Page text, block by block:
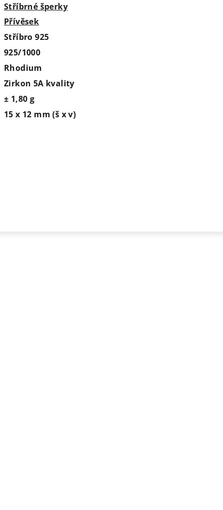
Stříbrné šperky
Přívěsek
Stříbro 925
925/1000
Rhodium
Zirkon 5A kvality
± 1,80 g
15 x 12 mm (š x v)